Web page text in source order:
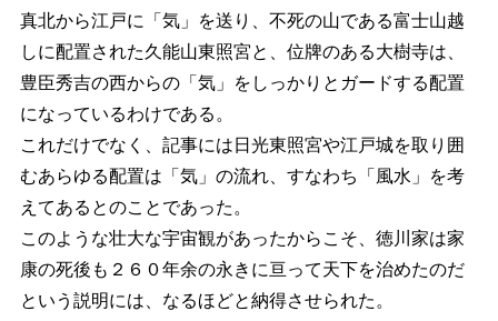
真北から江戸に「気」を送り、不死の山である富士山越
しに配置された久能山東照宮と、位牌のある大樹寺は、
豊臣秀吉の西からの「気」をしっかりとガードする配置
になっているわけである。
これだけでなく、記事には日光東照宮や江戸城を取り囲
むあらゆる配置は「気」の流れ、すなわち「風水」を考
えてあるとのことであった。
このような壮大な宇宙観があったからこそ、徳川家は家
康の死後も２６０年余の永きに亘って天下を治めたのだ
という説明には、なるほどと納得させられた。